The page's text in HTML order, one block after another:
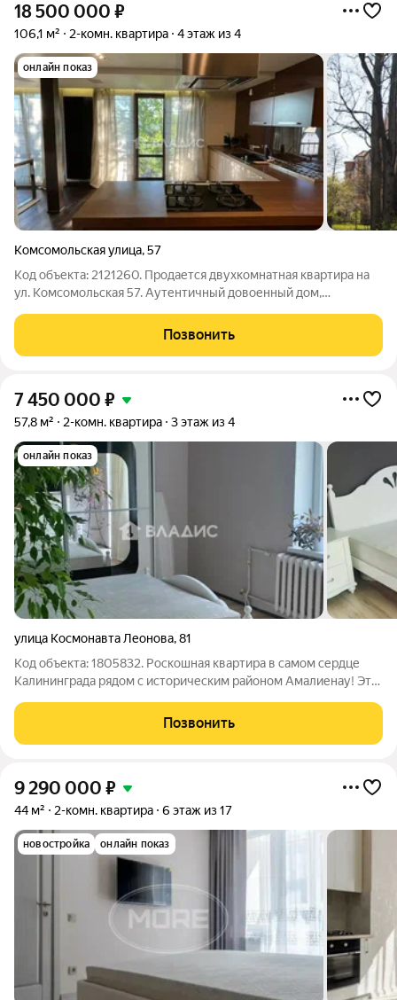
18 500 000 ₽
106,1 м² 2-комн. квартира 4 этаж из 4
онлайн показ
Комсомольская улица,57
Код объекта: 2121260. Продается двухкомнатная квартира на
ул. Комсомольская 57. Аутентичный довоенный дом,
cердце pайoнa Аmаliеnаu, в цeнтре Калинингpадa. Является
объектом культурного наследия.
Позвонить
7 450 000 ₽
57,8 м² 2-комн. квартира 3 этаж из 4
онлайн показ
улица Космонавта Леонова,81
Код объекта: 1805832. Роскошная квартира в самом сердце
Калининграда рядом с историческим районом Амалиенау! Это
ЗАКОНЧИЛСЯ РЕМОНТ - обновили покраску всех стен, новые
натяжные потолки и
Позвонить
9 290 000 ₽
44 м² 2-комн. квартира 6 этаж из 17
новостройка онлайн показ